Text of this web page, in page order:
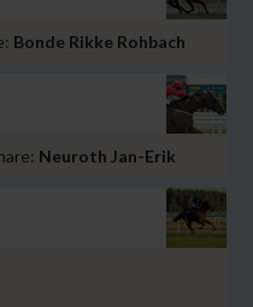
Bonde Rikke Rohbach
Neuroth Jan-Erik